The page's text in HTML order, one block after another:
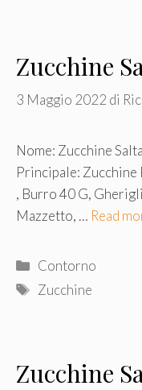
Zucchine
3 Maggio 2022 di
Nome: Zucchine
Principale: Zucchine
, Burro 40 G,
Mazzetto, … Read
Categorie
Contorno
Tag
Zucchine
Zucchine